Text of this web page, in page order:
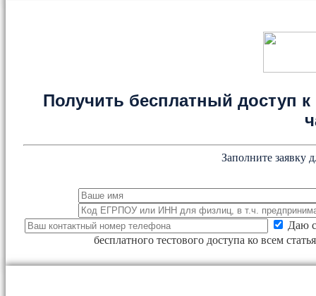
Получить бесплатный доступ к
Заполните заявку
Даю
бесплатного тестового доступа ко всем